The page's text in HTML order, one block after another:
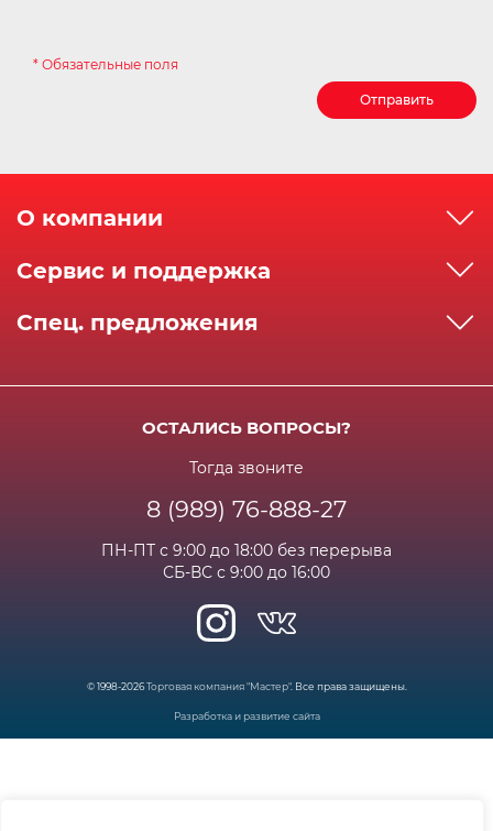
* Обязательные поля
Отправить
О компании
Сервисный центр
Сервис и поддержка
Доставка
Возрат и гарантия
Спец. предложения
Часто задаваемые вопросы
ОСТАЛИСЬ ВОПРОСЫ?
Тогда звоните
8 (989) 76-888-27
ПН-ПТ с 9:00 до 18:00 без перерыва
СБ-ВС с 9:00 до 16:00
© 1998-2026Торговая компания "Мастер". Все права защищены.
Разработка и развитие сайта